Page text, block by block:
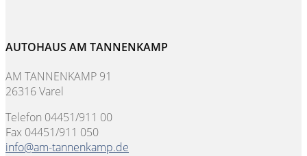
AUTOHAUS AM TANNENKAMP
AM TANNENKAMP 91
26316 Varel
Telefon 04451/911 00
Fax 04451/911 050
info@am-tannenkamp.de